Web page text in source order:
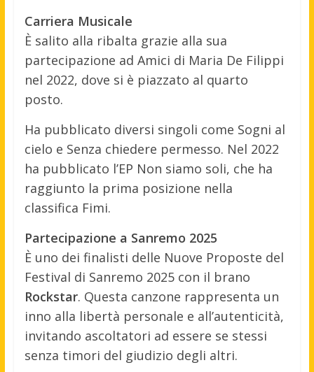
Carriera Musicale
È salito alla ribalta grazie alla sua
partecipazione ad Amici di Maria De Filippi
nel 2022, dove si è piazzato al quarto
posto.
Ha pubblicato diversi singoli come Sogni al
cielo e Senza chiedere permesso. Nel 2022
ha pubblicato l’EP Non siamo soli, che ha
raggiunto la prima posizione nella
classifica Fimi.
Partecipazione a Sanremo 2025
È uno dei finalisti delle Nuove Proposte del
Festival di Sanremo 2025 con il brano
Rockstar. Questa canzone rappresenta un
inno alla libertà personale e all’autenticità,
invitando ascoltatori ad essere se stessi
senza timori del giudizio degli altri.